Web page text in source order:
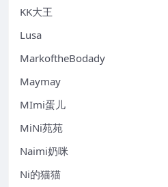
KK大王
Lusa
MarkoftheBodady
Maymay
MImi蛋儿
MiNi苑苑
Naimi奶咪
Ni的猫猫